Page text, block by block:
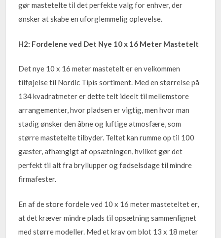
gør mastetelte til det perfekte valg for enhver, der
ønsker at skabe en uforglemmelig oplevelse.
H2: Fordelene ved Det Nye 10 x 16 Meter Mastetelt
Det nye 10 x 16 meter mastetelt er en velkommen
tilføjelse til Nordic Tipis sortiment. Med en størrelse på
134 kvadratmeter er dette telt ideelt til mellemstore
arrangementer, hvor pladsen er vigtig, men hvor man
stadig ønsker den åbne og luftige atmosfære, som
større mastetelte tilbyder. Teltet kan rumme op til 100
gæster, afhængigt af opsætningen, hvilket gør det
perfekt til alt fra bryllupper og fødselsdage til mindre
firmafester.
En af de store fordele ved 10 x 16 meter masteteltet er,
at det kræver mindre plads til opsætning sammenlignet
med større modeller. Med et krav om blot 13 x 18 meter